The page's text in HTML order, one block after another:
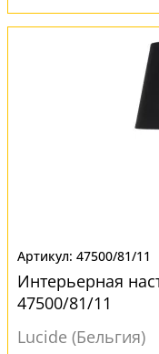
47500/81/11
Интерьерная
47500/81/11
Lucide (Бельгия)